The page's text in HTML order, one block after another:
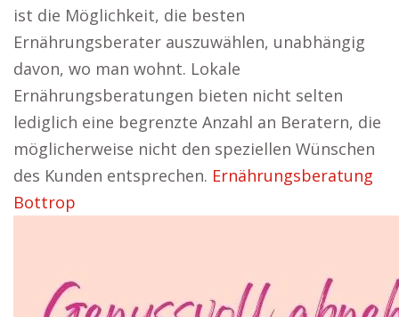
ist die Möglichkeit, die besten
Ernährungsberater auszuwählen, unabhängig
davon, wo man wohnt. Lokale
Ernährungsberatungen bieten nicht selten
lediglich eine begrenzte Anzahl an Beratern, die
möglicherweise nicht den speziellen Wünschen
des Kunden entsprechen. Ernährungsberatung
Bottrop